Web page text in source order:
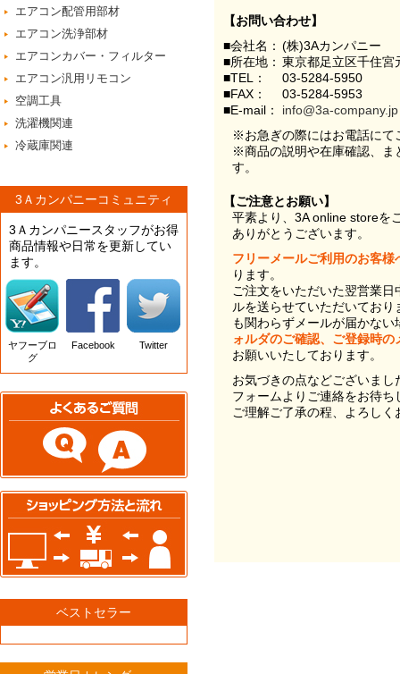
エアコン配管用部材
エアコン洗浄部材
エアコンカバー・フィルター
エアコン汎用リモコン
空調工具
洗濯機関連
冷蔵庫関連
3Ａカンパニーコミュニティ
3Ａカンパニースタッフがお得
商品情報や日常を更新してい
ます。
ヤフーブロ
グ
Facebook Twitter
ベストセラー
【お問い合わせ】
■会社名： (株)3Aカンパニー
■所在地： 東京都足立区千住
■TEL：
03-5284-5950
■FAX：
03-5284-5953
■E-mail：
info@3a-company.jp
※お急ぎの際にはお電話にて
※商品の説明や在庫確認、ま
す。
【ご注意とお願い】
平素より、3A online storeを
ありがとうございます。
フリーメールご利用のお客様
ります。
ご注文をいただいた翌営業
ルを送らせていただいてお
も関わらずメールが届かない
ォルダのご確認、ご登録時
お願いいたしております。
お気づきの点などございま
フォームよりご連絡をお待ち
ご理解ご了承の程、よろし